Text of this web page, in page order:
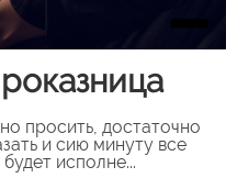
просить, достаточно
и сию минуту все
будет исполне...